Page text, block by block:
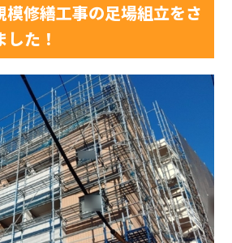
模修繕工事の足場組立をさ
た！